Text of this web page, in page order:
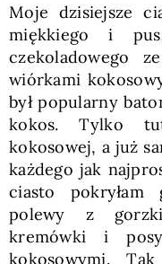
Moje dzisiejsze
miękkiego i
czekoladowego
wiórkami
był popularny
kokos. Tylko
kokosowej, a już
każdego jak
ciasto pokryłam
polewy z
kremówki i
kokosowymi.